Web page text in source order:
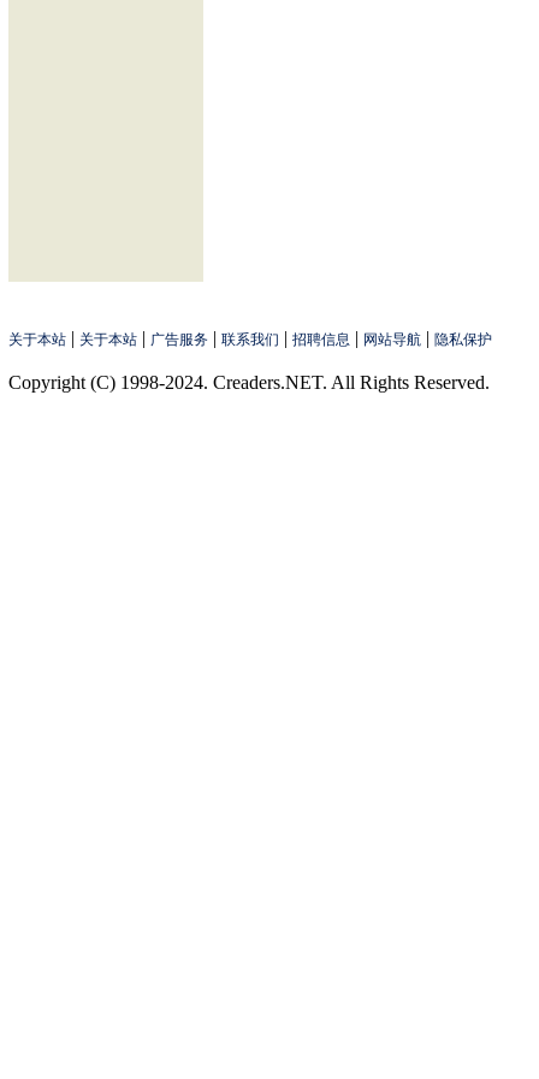
关于本站 | 关于本站 | 广告服务 | 联系我们 | 招聘信息 | 网站导航 | 隐私保护
Copyright (C) 1998-2024. Creaders.NET. All Rights Reserved.